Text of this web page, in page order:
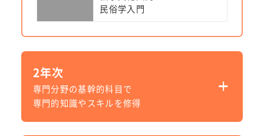
民俗学入門
2年次
専門分野の基幹的科目で
専門的知識やスキルを修得